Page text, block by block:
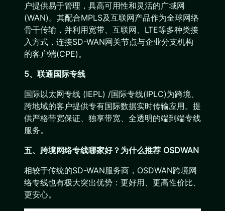
户提供易于管理，具高可用性和灵活的广域网
(WAN)。其配合MPLS及互联网产品作为全球网络
骨干传输，并利用宽带、互联网、LTE等多种类接
入方式，连接SD-WAN网关节点与企业分支机构
的客户端(CPE)。
5、联通国际专线
国际以太网专线 (IEPL) /国际专线(IPLC)为跨境、
跨地域的客户提供专有国际数据实时传输应用。提
供严格带宽保证、独享带宽、全透明的端到端专线
服务。
五、跨境网络专线哪家好？为什么推荐 OSDWAN
相较于传统的SD-WAN服务商，OSDWAN跨境网
络专线也有极大突出优势：更好用、更高性价比、
更安心。